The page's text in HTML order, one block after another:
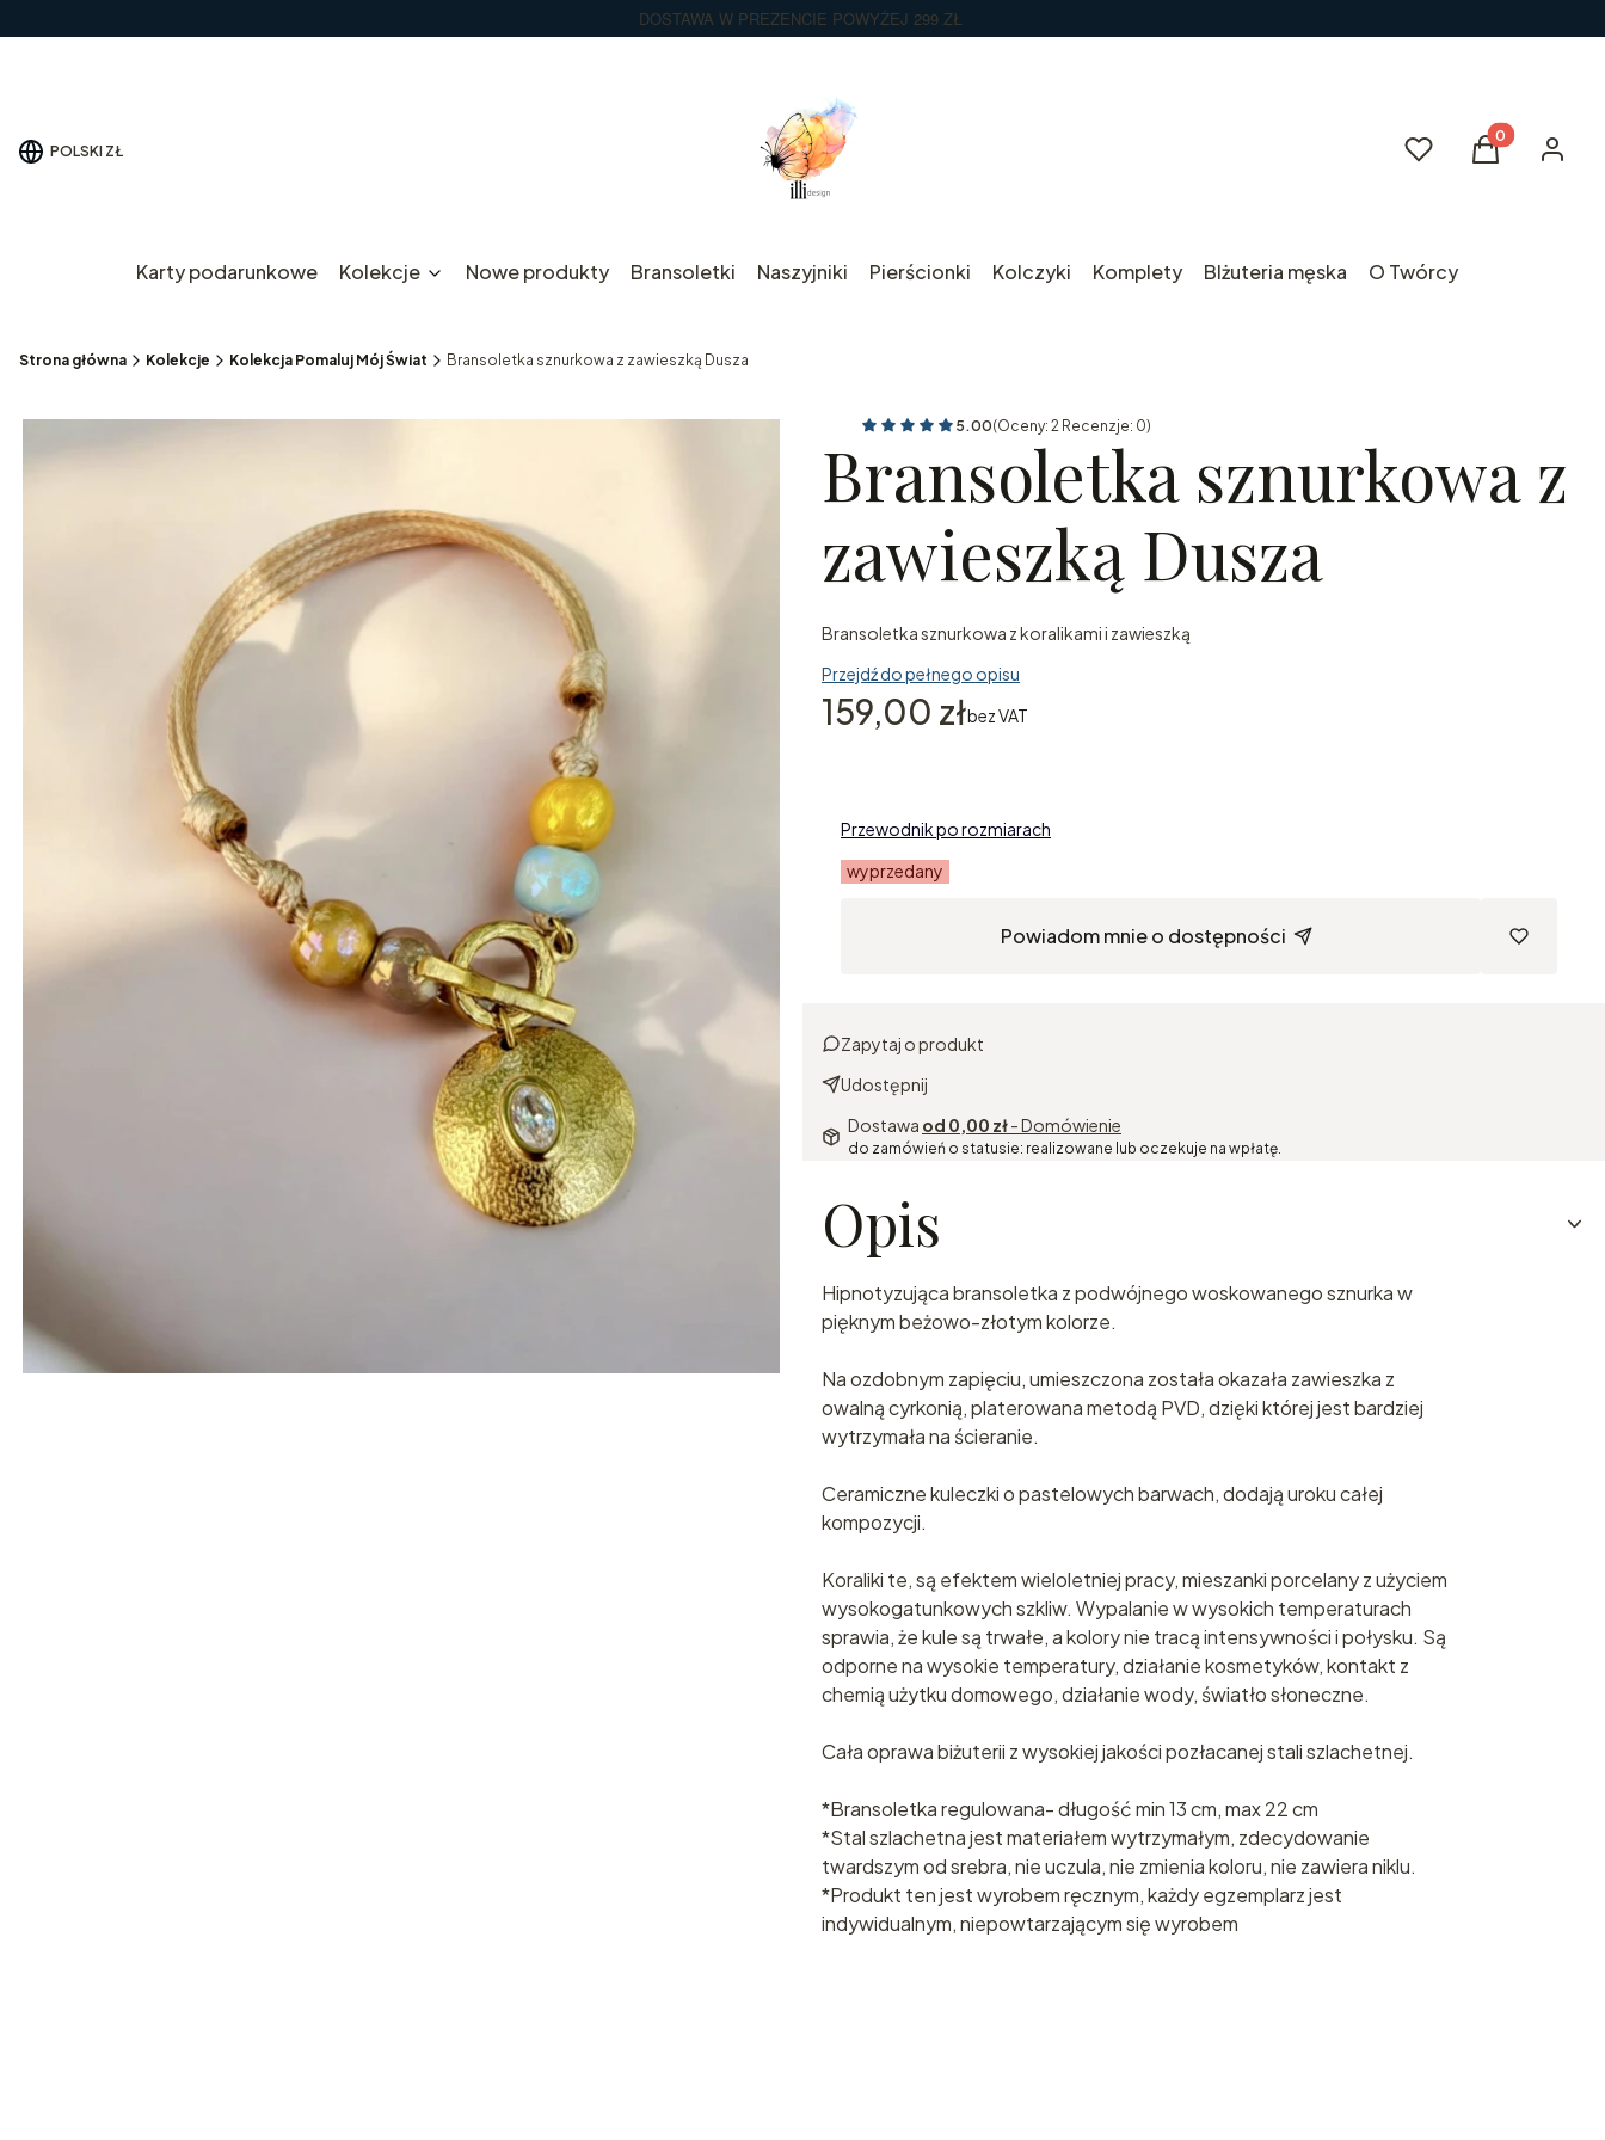
DOSTAWA W PREZENCIE POWYŻEJ 299 ZŁ
POLSKI ZŁ UlubioneProdukty w
Koszyk
Karty podarunkowe Kolekcje Nowe produkty Bransoletki Naszyjniki Pierścionki Kolczyki Komplety BIżuteria męska O Twórcy
Strona główna Kolekcje Kolekcja Pomaluj Mój Świat Bransoletka sznurkowa z zawieszką Dusza
5.00(Oceny: 2 Recenzje: 0)
Bransoletka sznurkowa z
zawieszką Dusza
Bransoletka sznurkowa z koralikami i zawieszką
Przejdź do pełnego opisu
Cena
159,00 złbez VAT
Przewodnik po rozmiarach
wyprzedany
Powiadom mnie o dostępności
Zapytaj o produkt
Udostępnij
Dostawa od 0,00 zł- Domówienie
do zamówień o statusie: realizowane lub oczekuje na wpłatę.
Opis
Hipnotyzująca bransoletka z podwójnego woskowanego sznurka w
pięknym beżowo-złotym kolorze.
Na ozdobnym zapięciu, umieszczona została okazała zawieszka z
owalną cyrkonią, platerowana metodą PVD, dzięki której jest bardziej
wytrzymała na ścieranie.
Ceramiczne kuleczki o pastelowych barwach, dodają uroku całej
kompozycji.
Koraliki te, są efektem wieloletniej pracy, mieszanki porcelany z użyciem
wysokogatunkowych szkliw. Wypalanie w wysokich temperaturach
sprawia, że kule są trwałe, a kolory nie tracą intensywności i połysku. Są
odporne na wysokie temperatury, działanie kosmetyków, kontakt z
chemią użytku domowego, działanie wody, światło słoneczne.
Cała oprawa biżuterii z wysokiej jakości pozłacanej stali szlachetnej.
*Bransoletka regulowana- długość min 13 cm, max 22 cm
*Stal szlachetna jest materiałem wytrzymałym, zdecydowanie
twardszym od srebra, nie uczula, nie zmienia koloru, nie zawiera niklu.
*Produkt ten jest wyrobem ręcznym, każdy egzemplarz jest
indywidualnym, niepowtarzającym się wyrobem